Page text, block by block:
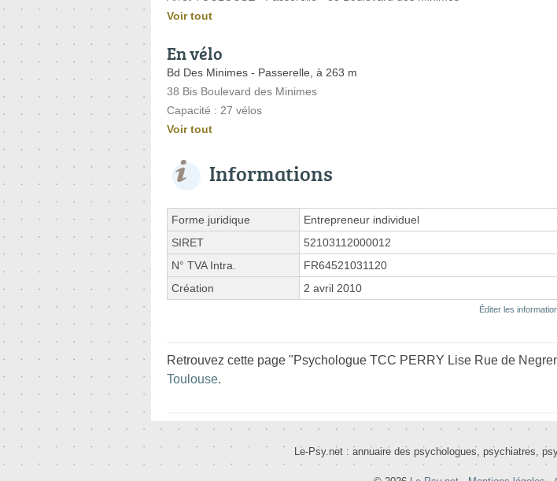
Voir tout
En vélo
Bd Des Minimes - Passerelle, à 263 m
38 Bis Boulevard des Minimes
Capacité : 27 vélos
Voir tout
Informations
Forme juridique
Entrepreneur individuel
SIRET
52103112000012
N° TVA Intra.
FR64521031120
Création
2 avril 2010
Éditer les
Retrouvez cette page "Psychologue TCC PERRY Lise Rue de
Toulouse.
Le-Psy.net : annuaire des psychologues, psychiatres,